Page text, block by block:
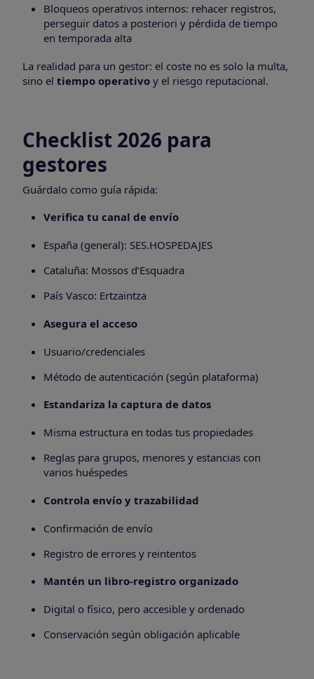
Bloqueos operativos internos: rehacer registros,
perseguir datos a posteriori y pérdida de tiempo
en temporada alta
La realidad para un gestor: el coste no es solo la multa,
sino el tiempo operativo y el riesgo reputacional.
Checklist 2026 para
gestores
Guárdalo como guía rápida:
Verifica tu canal de envío
España (general): SES.HOSPEDAJES
Cataluña: Mossos d’Esquadra
País Vasco: Ertzaintza
Asegura el acceso
Usuario/credenciales
Método de autenticación (según plataforma)
Estandariza la captura de datos
Misma estructura en todas tus propiedades
Reglas para grupos, menores y estancias con
varios huéspedes
Controla envío y trazabilidad
Confirmación de envío
Registro de errores y reintentos
Mantén un libro-registro organizado
Digital o físico, pero accesible y ordenado
Conservación según obligación aplicable